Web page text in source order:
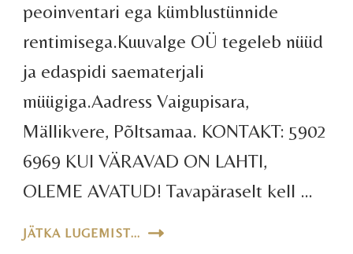
peoinventari ega kümblustünnide
rentimisega.Kuuvalge OÜ tegeleb nüüd
ja edaspidi saematerjali
müügiga.Aadress Vaigupisara,
Mällikvere, Põltsamaa. KONTAKT: 5902
6969 KUI VÄRAVAD ON LAHTI,
OLEME AVATUD! Tavapäraselt kell …
JÄTKA LUGEMIST...